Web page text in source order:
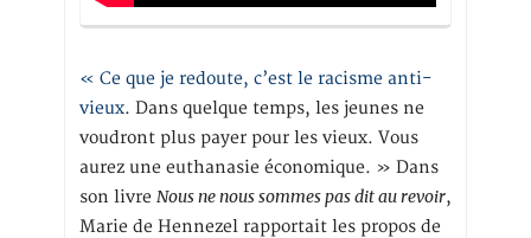
« Ce que je redoute, c’est le racisme anti-
vieux. Dans quelque temps, les jeunes ne
voudront plus payer pour les vieux. Vous
aurez une euthanasie économique. » Dans
son livre Nous ne nous sommes pas dit au revoir,
Marie de Hennezel rapportait les propos de